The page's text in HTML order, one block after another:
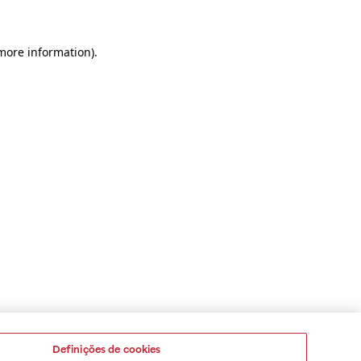
information).
Definições de cookies